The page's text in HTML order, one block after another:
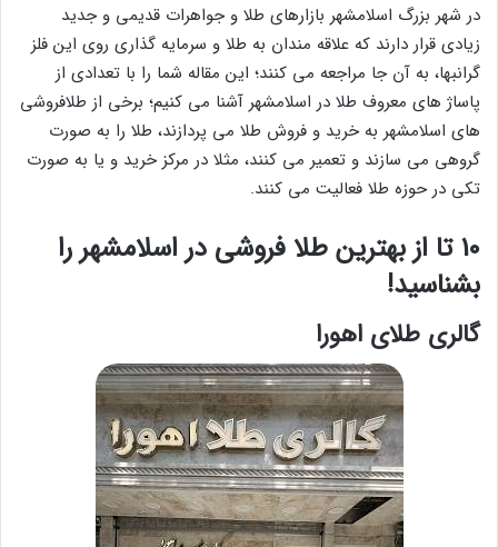
در شهر بزرگ اسلامشهر بازارهای طلا و جواهرات قدیمی و جدید
زیادی قرار دارند که علاقه مندان به طلا و سرمایه گذاری روی این فلز
گرانبها، به آن جا مراجعه می کنند؛ این مقاله شما را با تعدادی از
پاساژ های معروف طلا در اسلامشهر آشنا می کنیم؛ برخی از طلافروشی
های اسلامشهر به خرید و فروش طلا می پردازند، طلا را به صورت
گروهی می سازند و تعمیر می کنند، مثلا در مرکز خرید و یا به صورت
تکی در حوزه طلا فعالیت می کنند.
10 تا از بهترین طلا فروشی در اسلامشهر را
بشناسید!
گالری طلای اهورا